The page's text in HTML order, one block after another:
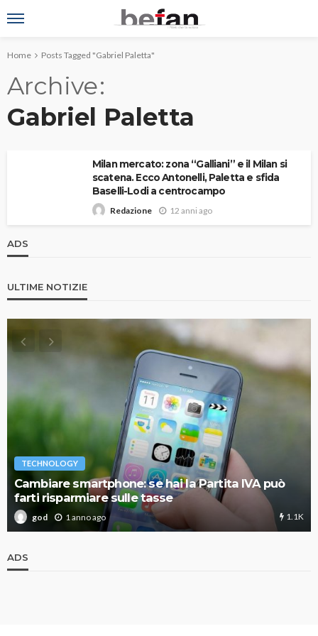
Home Posts Tagged "Gabriel Paletta"
Archive
Gabriel Paletta
Milan mercato: zona “Galliani” e il Milan si
scatena. Ecco Antonelli, Paletta e sfida
Baselli-Lodi a centrocampo
Redazione 12 anni ago
ADS
ULTIME NOTIZIE
TECHNOLOGY
Cambiare smartphone: se hai la Partita IVA può
farti risparmiare sulle tasse
god 1 anno ago 1.1K
ADS